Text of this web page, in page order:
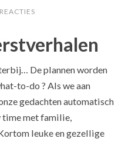
De plannen worden
to-do ? Als we aan
gedachten automatisch
met familie,
leuke en gezellige